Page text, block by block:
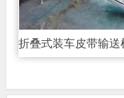
折叠式装车皮带输